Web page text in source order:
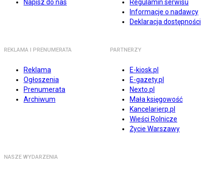
Napisz do nas
Regulamin serwisu
Informacje o nadawcy
Deklaracja dostępności
REKLAMA I PRENUMERATA
Reklama
Ogłoszenia
Prenumerata
Archiwum
PARTNERZY
E-kiosk.pl
E-gazety.pl
Nexto.pl
Mała księgowość
Kancelarierp.pl
Wieści Rolnicze
Życie Warszawy
NASZE WYDARZENIA